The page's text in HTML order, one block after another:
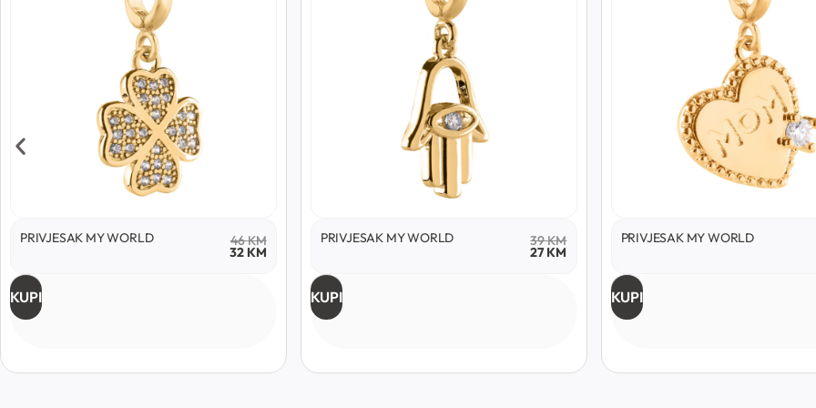
PRIVJESAK MY WORLD 46KM
32 KM
KUPI
PRIVJESAK MY WORLD 39KM
27 KM
KUPI
PRIVJESAK MY WORLD
KUPI